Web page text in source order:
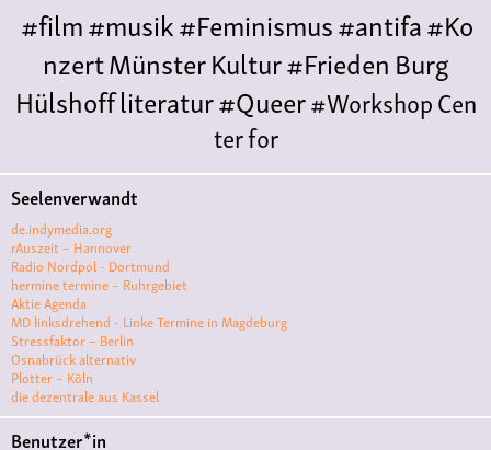
#film#musik#Feminismus#antifa#Ko
nzertMünsterKultur#FriedenBurg
Hülshoffliteratur#Queer#WorkshopCen
ter for
LiteraturePolyamoriePolytreff#liveKonzert
Polyamorietreff
Monogamie
ismuskunstantisemitismus
urDFG-
VKqueer#Demo
ve
#film #kino #filmwerkstatt
#filmclub#Münster#BLACKBOXpunk#kino
Seelenverwandt
de.indymedia.org
rAuszeit – Hannover
Radio Nordpol - Dortmund
hermine termine – Ruhrgebiet
Aktie Agenda
MD linksdrehend - Linke Termine in Magdeburg
Stressfaktor – Berlin
Osnabrück alternativ
Plotter – Köln
die dezentrale aus Kassel
Benutzer*in